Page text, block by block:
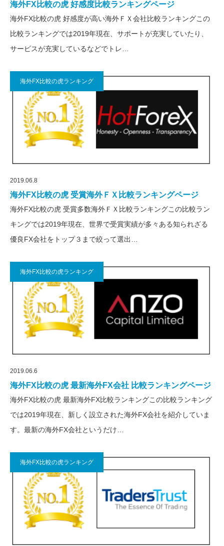
海外FX比較の虎 好感度比較ランキングページ
海外FX比較の虎 好感度が高い海外ＦＸ会社比較ランキングこの
比較ランキングでは2019年現在、サポートが充実していたり、
サービスが充実しているなどでトレ…
海外FX比較の虎ランキング
2019.06.8
海外FX比較の虎 受賞海外ＦＸ比較ランキングページ
海外FX比較の虎 受賞多数海外ＦＸ比較ランキングこの比較ラン
キングでは2019年現在、世界で受賞実績が多々ある知られざる
優良FX会社をトップ３まで絞って選出…
海外FX比較の虎ランキング
2019.06.6
海外FX比較の虎 最新海外FX会社 比較ランキングページ
海外FX比較の虎 最新海外FX比較ランキングこの比較ランキング
では2019年現在、新しく設立された海外FX会社を紹介していま
す。最新の海外FX会社というだけ…
海外FX比較の虎ランキング